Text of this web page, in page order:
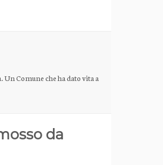
Comune che ha dato vita a
da